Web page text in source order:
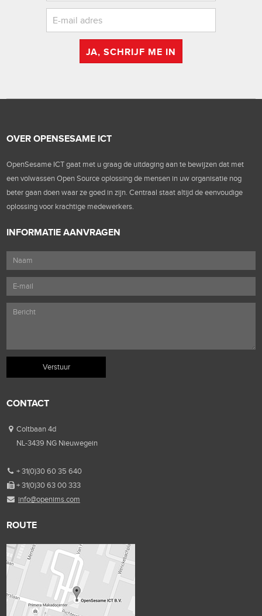
JA, SCHRIJF ME IN
OVER OPENSESAME ICT
OpenSesame ICT gaat met u graag de uitdaging aan te bewijzen dat met
een volwassen Open Source oplossing de mensen in uw organisatie nog
beter gaan doen waar ze goed in zijn. Centraal staat altijd de eenvoudige
oplossing voor krachtige medewerkers.
INFORMATIE AANVRAGEN
CONTACT
Coltbaan 4d
NL-3439 NG Nieuwegein
+ 31(0)30 60 35 640
+ 31(0)30 63 00 333
info@openims.com
ROUTE